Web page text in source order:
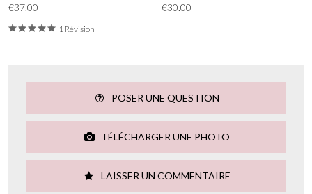
€37.00
1 Révision
€30.00
POSER UNE QUESTION
TÉLÉCHARGER UNE PHOTO
LAISSER UN COMMENTAIRE